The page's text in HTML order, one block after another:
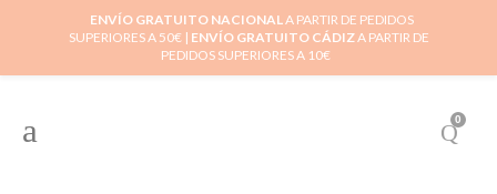
0
ENVÍO GRATUITO NACIONALA PARTIR DE PEDIDOS
SUPERIORES A 50€ | ENVÍO GRATUITO CÁDIZA PARTIR DE
PEDIDOS SUPERIORES A 10€